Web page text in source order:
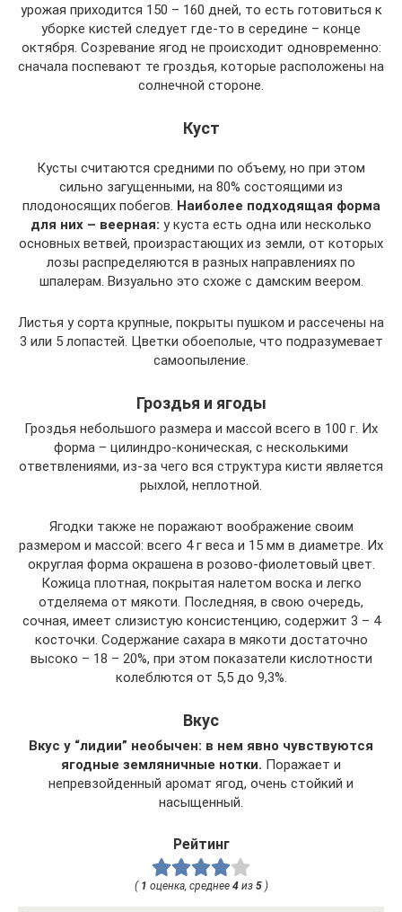
урожая приходится 150 – 160 дней, то есть готовиться к
уборке кистей следует где-то в середине – конце
октября. Созревание ягод не происходит одновременно:
сначала поспевают те гроздья, которые расположены на
солнечной стороне.
Куст
Кусты считаются средними по объему, но при этом
сильно загущенными, на 80% состоящими из
плодоносящих побегов. Наиболее подходящая форма
для них – веерная: у куста есть одна или несколько
основных ветвей, произрастающих из земли, от которых
лозы распределяются в разных направлениях по
шпалерам. Визуально это схоже с дамским веером.
Листья у сорта крупные, покрыты пушком и рассечены на
3 или 5 лопастей. Цветки обоеполые, что подразумевает
самоопыление.
Гроздья и ягоды
Гроздья небольшого размера и массой всего в 100 г. Их
форма – цилиндро-коническая, с несколькими
ответвлениями, из-за чего вся структура кисти является
рыхлой, неплотной.
Ягодки также не поражают воображение своим
размером и массой: всего 4 г веса и 15 мм в диаметре. Их
округлая форма окрашена в розово-фиолетовый цвет.
Кожица плотная, покрытая налетом воска и легко
отделяема от мякоти. Последняя, в свою очередь,
сочная, имеет слизистую консистенцию, содержит 3 – 4
косточки. Содержание сахара в мякоти достаточно
высоко – 18 – 20%, при этом показатели кислотности
колеблются от 5,5 до 9,3%.
Вкус
Вкус у “лидии” необычен: в нем явно чувствуются
ягодные земляничные нотки. Поражает и
непревзойденный аромат ягод, очень стойкий и
насыщенный.
Рейтинг
( 1 оценка, среднее 4из 5)